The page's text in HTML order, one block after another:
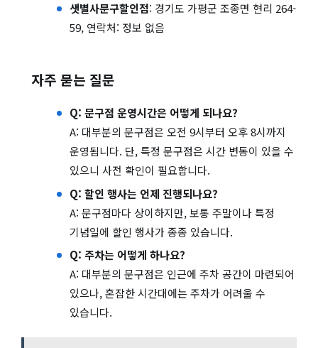
샛별사문구할인점: 경기도 가평군 조종면 현리 264-
59, 연락처: 정보 없음
자주 묻는 질문
Q: 문구점 운영시간은 어떻게 되나요?
A: 대부분의 문구점은 오전 9시부터 오후 8시까지
운영됩니다. 단, 특정 문구점은 시간 변동이 있을 수
있으니 사전 확인이 필요합니다.
Q: 할인 행사는 언제 진행되나요?
A: 문구점마다 상이하지만, 보통 주말이나 특정
기념일에 할인 행사가 종종 있습니다.
Q: 주차는 어떻게 하나요?
A: 대부분의 문구점은 인근에 주차 공간이 마련되어
있으나, 혼잡한 시간대에는 주차가 어려울 수
있습니다.